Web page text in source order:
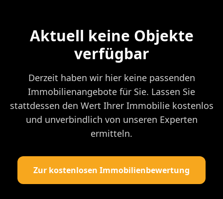
Aktuell keine Objekte
verfügbar
Derzeit haben wir hier keine passenden
Immobilienangebote für Sie. Lassen Sie
stattdessen den Wert Ihrer Immobilie kostenlos
und unverbindlich von unseren Experten
ermitteln.
Zur kostenlosen Immobilienbewertung